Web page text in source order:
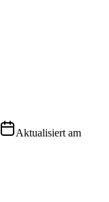
Aktualisiert am